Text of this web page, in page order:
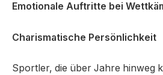
Emotionale Auftritte bei
Charismatische Persönlichkeit
Sportler, die über Jahre hinweg